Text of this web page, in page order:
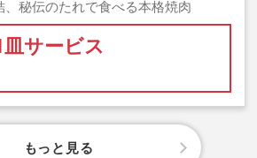
秘伝のたれで食べる本格焼肉
サービス
もっと見る